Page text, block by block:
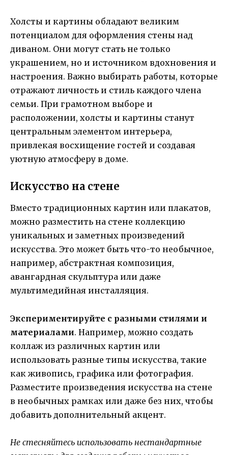
Холсты и картины обладают великим
потенциалом для оформления стены над
диваном. Они могут стать не только
украшением, но и источником вдохновения и
настроения. Важно выбирать работы, которые
отражают личность и стиль каждого члена
семьи. При грамотном выборе и
расположении, холсты и картины станут
центральным элементом интерьера,
привлекая восхищение гостей и создавая
уютную атмосферу в доме.
Искусство на стене
Вместо традиционных картин или плакатов,
можно разместить на стене коллекцию
уникальных и заметных произведений
искусства. Это может быть что-то необычное,
например, абстрактная композиция,
авангардная скульптура или даже
мультимедийная инсталляция.
Экспериментируйте с разными стилями и
материалами. Например, можно создать
коллаж из различных картин или
использовать разные типы искусства, такие
как живопись, графика или фотография.
Разместите произведения искусства на стене
в необычных рамках или даже без них, чтобы
добавить дополнительный акцент.
Не стесняйтесь использовать нестандартные